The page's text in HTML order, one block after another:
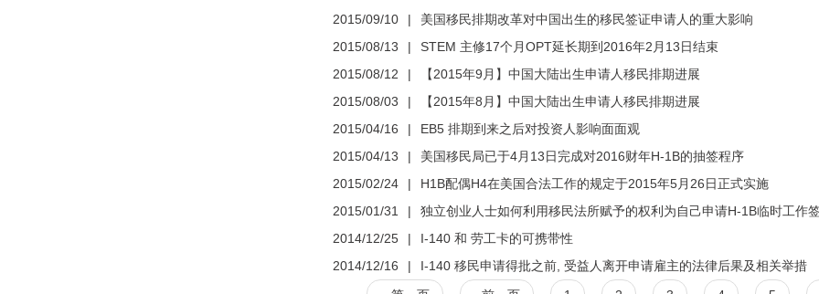
2015/09/10
|
美国移民排期改革对中国出生的移民签证申请人的重大影响
2015/08/13
|
STEM 主修17个月OPT延长期到2016年2月13日结束
2015/08/12
|
【2015年9月】中国大陆出生申请人移民排期进展
2015/08/03
|
【2015年8月】中国大陆出生申请人移民排期进展
2015/04/16
|
EB5 排期到来之后对投资人影响面面观
2015/04/13
|
美国移民局已于4月13日完成对2016财年H-1B的抽签程序
2015/02/24
|
H1B配偶H4在美国合法工作的规定于2015年5月26日正式实施
2015/01/31
|
独立创业人士如何利用移民法所赋予的权利为自己申请H-1B临时工作
2014/12/25
|
I-140 和 劳工卡的可携带性
2014/12/16
| I-140 移民申请得批之前, 受益人离开申请雇主的法律后果及相关举措